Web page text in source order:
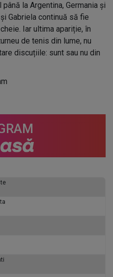
la Argentina, Germania și
Gabriela continuă să fie
Iar ultima apariție, în
de tenis din lume, nu
discuțiile: sunt sau nu din